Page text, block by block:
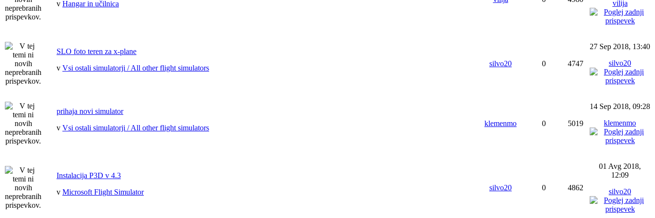
v Hangar in učilnica
vilija
SLO foto teren za x-plane
v Vsi ostali simulatorji / All other flight simulators
silvo20 0 4747
27 Sep 2018, 13:40
silvo20
prihaja novi simulator
v Vsi ostali simulatorji / All other flight simulators
klemenmo 0 5019
14 Sep 2018, 09:28
klemenmo
Instalacija P3D v 4.3
v Microsoft Flight Simulator
silvo20 0 4862
01 Avg 2018,
12:09
silvo20